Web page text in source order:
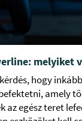
melyiket
hogy
amely
az egész teret